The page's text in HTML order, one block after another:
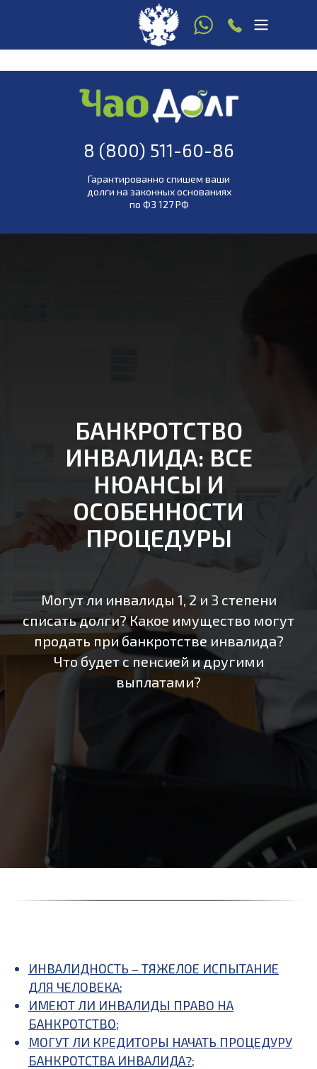
8 (800) 511-60-86
8 916 780 22 77
Гарантированно спишем ваши
долги на законных основаниях
по ФЗ 127 РФ
8 (800) 511-60-86
БАНКРОТСТВО
ИНВАЛИДА: ВСЕ
НЮАНСЫ И
ОСОБЕННОСТИ
ПРОЦЕДУРЫ
Могут ли инвалиды 1, 2 и 3 степени
списать долги? Какое имущество могут
продать при банкротстве инвалида?
Что будет с пенсией и другими
выплатами?
ИНВАЛИДНОСТЬ – ТЯЖЕЛОЕ ИСПЫТАНИЕ
ДЛЯ ЧЕЛОВЕКА;
ИМЕЮТ ЛИ ИНВАЛИДЫ ПРАВО НА
БАНКРОТСТВО;
МОГУТ ЛИ КРЕДИТОРЫ НАЧАТЬ ПРОЦЕДУРУ
БАНКРОТСТВА ИНВАЛИДА?;